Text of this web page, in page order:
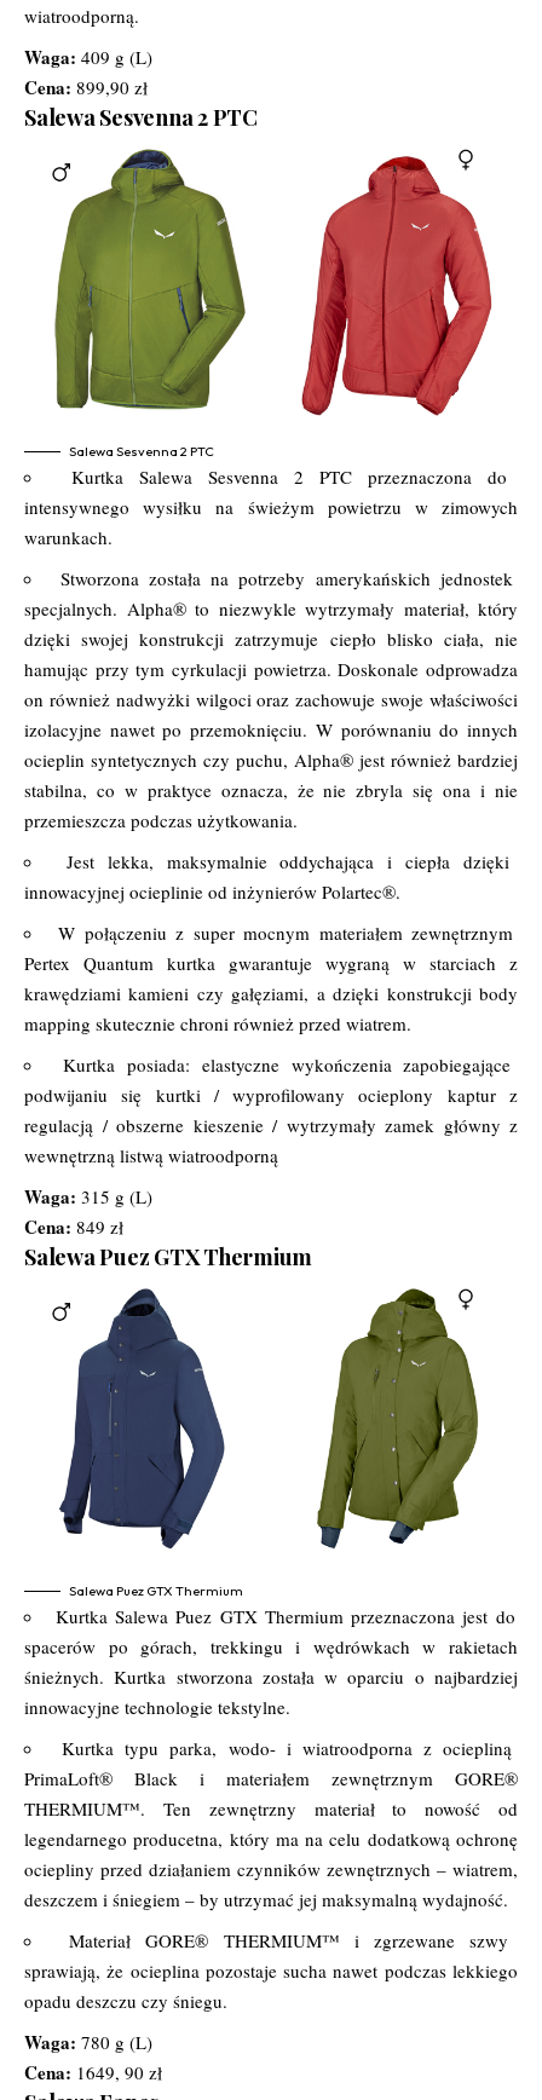
wiatroodporną.
Waga: 409 g (L)
Cena: 899,90 zł
Salewa Sesvenna 2 PTC
Salewa Sesvenna 2 PTC
Kurtka Salewa Sesvenna 2 PTC przeznaczona do
intensywnego wysiłku na świeżym powietrzu w zimowych
warunkach.
Stworzona została na potrzeby amerykańskich jednostek
specjalnych. Alpha® to niezwykle wytrzymały materiał, który
dzięki swojej konstrukcji zatrzymuje ciepło blisko ciała, nie
hamując przy tym cyrkulacji powietrza. Doskonale odprowadza
on również nadwyżki wilgoci oraz zachowuje swoje właściwości
izolacyjne nawet po przemoknięciu. W porównaniu do innych
ocieplin syntetycznych czy puchu, Alpha® jest również bardziej
stabilna, co w praktyce oznacza, że nie zbryla się ona i nie
przemieszcza podczas użytkowania.
Jest lekka, maksymalnie oddychająca i ciepła dzięki
innowacyjnej ocieplinie od inżynierów Polartec®.
W połączeniu z super mocnym materiałem zewnętrznym
Pertex Quantum kurtka gwarantuje wygraną w starciach z
krawędziami kamieni czy gałęziami, a dzięki konstrukcji body
mapping skutecznie chroni również przed wiatrem.
Kurtka posiada: elastyczne wykończenia zapobiegające
podwijaniu się kurtki / wyprofilowany ocieplony kaptur z
regulacją / obszerne kieszenie / wytrzymały zamek główny z
wewnętrzną listwą wiatroodporną
Waga: 315 g (L)
Cena: 849 zł
Salewa Puez GTX Thermium
Salewa Puez GTX Thermium
Kurtka Salewa Puez GTX Thermium przeznaczona jest do
spacerów po górach, trekkingu i wędrówkach w rakietach
śnieżnych. Kurtka stworzona została w oparciu o najbardziej
innowacyjne technologie tekstylne.
Kurtka typu parka, wodo- i wiatroodporna z ociepliną
PrimaLoft® Black i materiałem zewnętrznym GORE®
THERMIUM™. Ten zewnętrzny materiał to nowość od
legendarnego producetna, który ma na celu dodatkową ochronę
ociepliny przed działaniem czynników zewnętrznych – wiatrem,
deszczem i śniegiem – by utrzymać jej maksymalną wydajność.
Materiał GORE® THERMIUM™ i zgrzewane szwy
sprawiają, że ocieplina pozostaje sucha nawet podczas lekkiego
opadu deszczu czy śniegu.
Waga: 780 g (L)
Cena: 1649, 90 zł